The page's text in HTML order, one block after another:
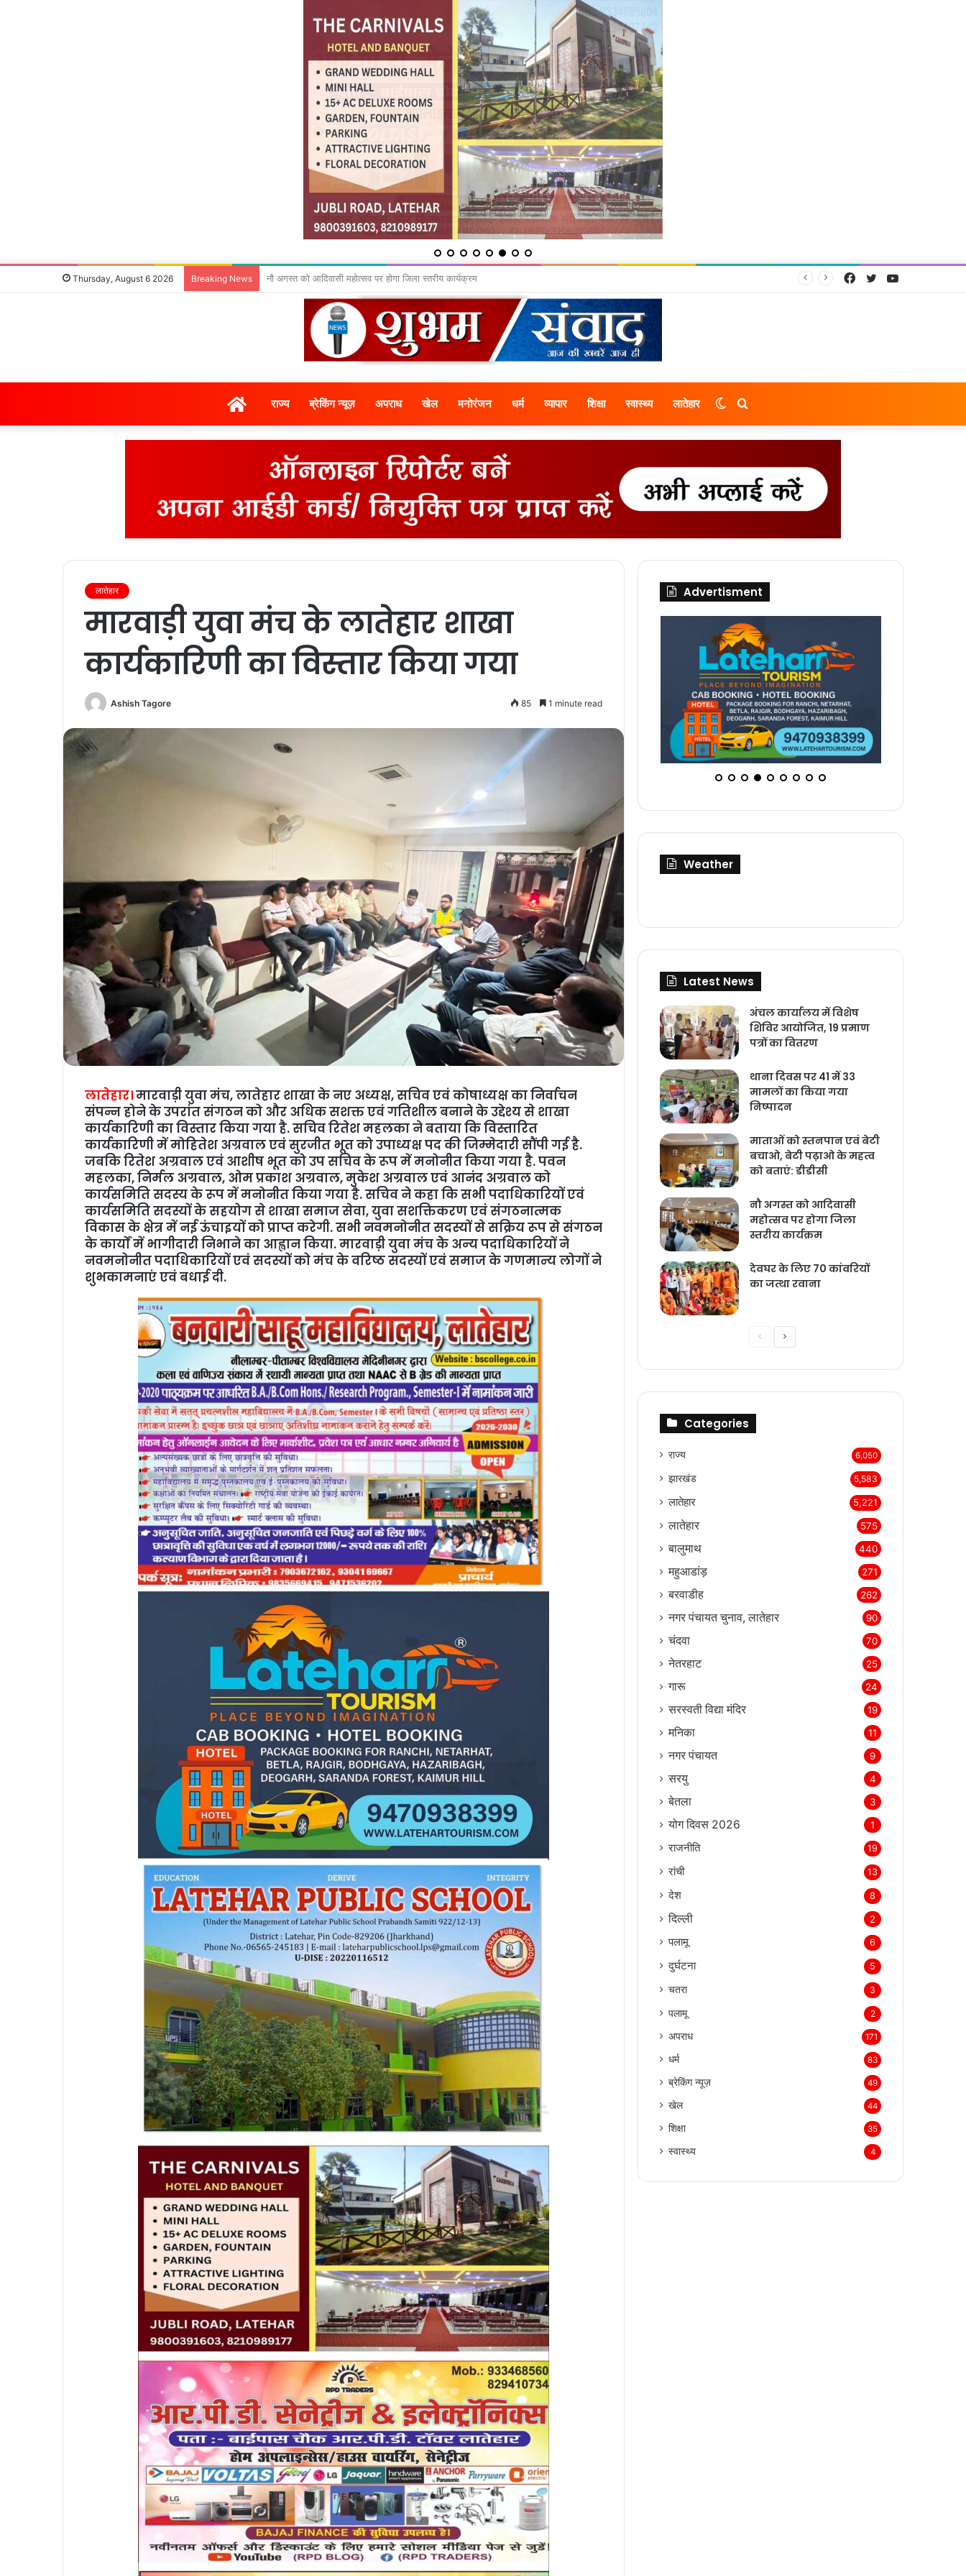
Thursday, August 6 2026 Breaking News देवघर के लिए 70 कांवरियों का जत्था रवाना YouTube
Twitter
Facebook
होम राज्‍य ब्रेकिंग न्यूज़ अपराध खेल मनोरंजन धर्म व्यापार शिक्षा स्वास्थ्य लातेहार Search
Switch
लातेहार
मारवाड़ी युवा मंच के लातेहार शाखा
कार्यकारिणी का विस्तार किया गया
Ashish Tagore 85 1 minute read
लातेहार।मारवाड़ी युवा मंच, लातेहार शाखा के नए अध्यक्ष, सचिव एवं कोषाध्यक्ष का निर्वाचन
संपन्न होने के उपरांत संगठन को और अधिक सशक्त एवं गतिशील बनाने के उद्देश्य से शाखा
कार्यकारिणी का विस्तार किया गया है. सचिव रितेश महलका ने बताया कि विस्तारित
कार्यकारिणी में मोहितेश अग्रवाल एवं सुरजीत भूत को उपाध्यक्ष पद की जिम्मेदारी सौंपी गई है.
जबकि रितेश अग्रवाल एवं आशीष भूत को उप सचिव के रूप में मनोनीत किया गया है. पवन
महलका, निर्मल अग्रवाल, ओम प्रकाश अग्रवाल, मुकेश अग्रवाल एवं आनंद अग्रवाल को
कार्यसमिति सदस्य के रूप में मनोनीत किया गया है. सचिव ने कहा कि सभी पदाधिकारियों एवं
कार्यसमिति सदस्यों के सहयोग से शाखा समाज सेवा, युवा सशक्तिकरण एवं संगठनात्मक
विकास के क्षेत्र में नई ऊंचाइयों को प्राप्त करेगी. सभी नवमनोनीत सदस्यों से सक्रिय रूप से संगठन
के कार्यों में भागीदारी निभाने का आह्वान किया. मारवाड़ी युवा मंच केे अन्‍य पदाधिकारियों ने
नवमनोनीत पदाधिकारियों एवं सदस्यों को मंच के वरिष्ठ सदस्यों एवं समाज के गणमान्य लोगों ने
शुभकामनाएं एवं बधाई दी.
Advertisment
Weather
Latest News
अंचल कार्यालय में विशेष
शिविर आयोजित, 19 प्रमाण
पत्रों का वितरण
थाना दिवस पर 41 में 33
मामलों का किया गया
निष्‍पादन
माताओं को स्तनपान एवं बेटी
बचाओ, बेटी पढ़ाओ के महत्व
को बताएं: डीडीसी
नौ अगस्त को आदिवासी
महोत्सव पर होगा जिला
स्तरीय कार्यक्रम
देवघर के लिए 70 कांवरियों
का जत्था रवाना
PreviousNext
Categories
राज्‍य 6,050
झारखंड 5,583
लातेहार 5,221
लातेहार 575
बालुमाथ 440
महुआडांड़ 271
बरवाडीह 262
नगर पंचायत चुनाव, लातेहार 90
चंदवा 70
नेतरहाट 25
गारू 24
सरस्‍वती विद्या मंदिर 19
मनिका 11
नगर पंचायत 9
सरयु 4
बेतला 3
योग दिवस 2026 1
राजनीति 19
रांची 13
देश 8
दिल्‍ली 2
पलामू 6
दुर्घटना 5
चतरा 3
पलामू 2
अपराध 171
धर्म 83
ब्रेकिंग न्यूज़ 49
खेल 44
शिक्षा 35
स्वास्थ्य 4